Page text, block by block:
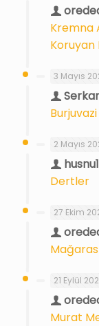
Kremna
Koruyan
3 Mayıs
2 Mayıs
Dertler
27 Ekim
21 Eylül
Murat